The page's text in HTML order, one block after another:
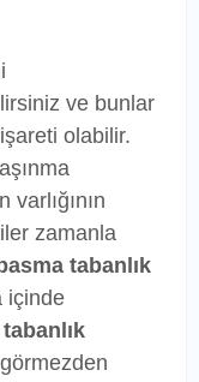
ve bunlar
olabilir.
zamanla
tabanlık
içinde